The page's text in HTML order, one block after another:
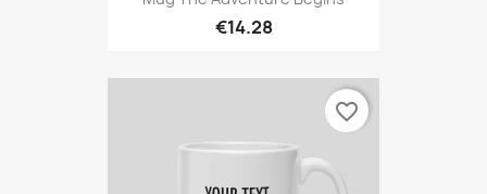
€14.28
favorite_border